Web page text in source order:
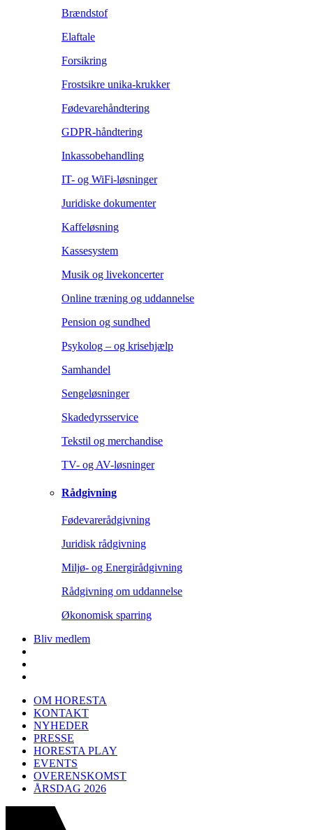
Brændstof
Elaftale
Forsikring
Frostsikre unika-krukker
Fødevarehåndtering
GDPR-håndtering
Inkassobehandling
IT- og WiFi-løsninger
Juridiske dokumenter
Kaffeløsning
Kassesystem
Musik og livekoncerter
Online træning og uddannelse
Pension og sundhed
Psykolog – og krisehjælp
Samhandel
Sengeløsninger
Skadedyrsservice
Tekstil og merchandise
TV- og AV-løsninger
Rådgivning
Fødevarerådgivning
Juridisk rådgivning
Miljø- og Energirådgivning
Rådgivning om uddannelse
Økonomisk sparring
Bliv medlem
OM HORESTA
KONTAKT
NYHEDER
PRESSE
HORESTA PLAY
EVENTS
OVERENSKOMST
ÅRSDAG 2026